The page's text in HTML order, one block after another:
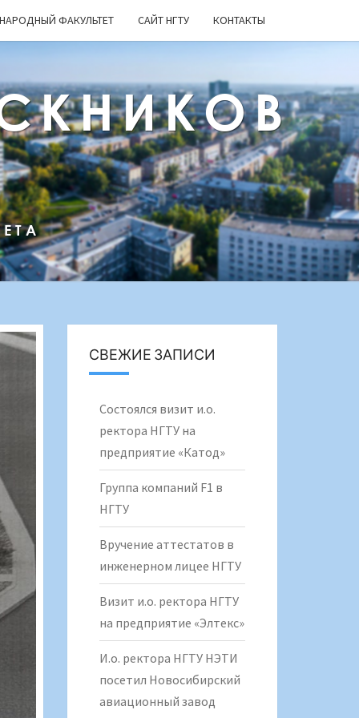
НАРОДНЫЙ ФАКУЛЬТЕТ САЙТ НГТУ КОНТАКТЫ
СВЕЖИЕ ЗАПИСИ
Состоялся визит и.о.
ректора НГТУ на
предприятие «Катод»
Группа компаний F1 в
НГТУ
Вручение аттестатов в
инженерном лицее НГТУ
Визит и.о. ректора НГТУ
на предприятие «Элтекс»
И.о. ректора НГТУ НЭТИ
посетил Новосибирский
авиационный завод